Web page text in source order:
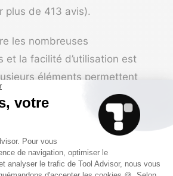
plus de 413 avis).
les nombreuses
et la facilité d’utilisation est
éléments permettent
myPOS de se distinguer de
:
fonctionnalités
les commerces de